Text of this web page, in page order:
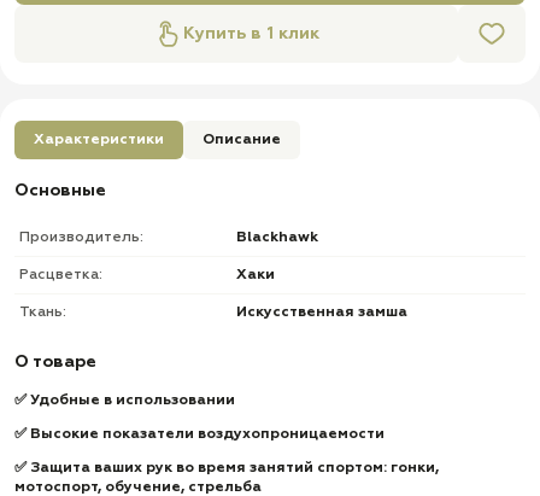
Купить в 1 клик
Характеристики Описание
Основные
Производитель: Blackhawk
Расцветка: Хаки
Ткань: Искусственная замша
О товаре
✅ Удобные в использовании
✅ Высокие показатели воздухопроницаемости
✅ Защита ваших рук во время занятий спортом: гонки,
мотоспорт, обучение, стрельба